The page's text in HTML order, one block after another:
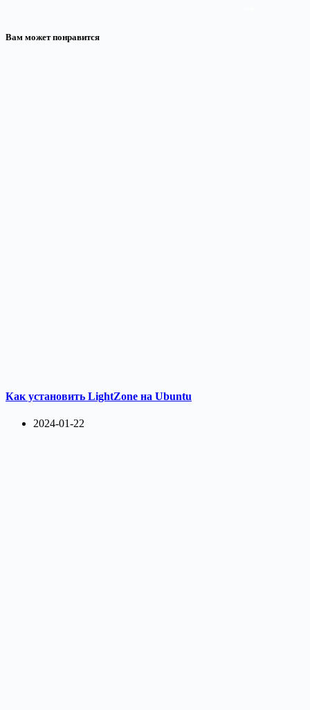
Вам может понравится
Как установить LightZone на Ubuntu
2024-01-22